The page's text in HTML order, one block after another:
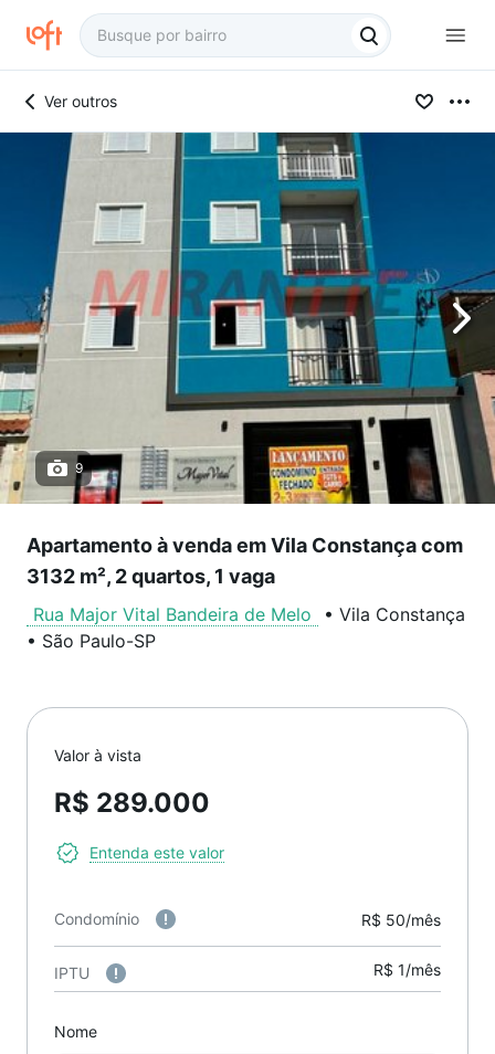
Ver outros
9
Apartamento à venda em Vila Constança com
3132 m², 2 quartos, 1 vaga
Rua Major Vital Bandeira de Melo • Vila Constança
• São Paulo-SP
Valor à vista
R$ 289.000
Entenda este valor
Condomínio R$ 50/mês
IPTU R$ 1/mês
Nome